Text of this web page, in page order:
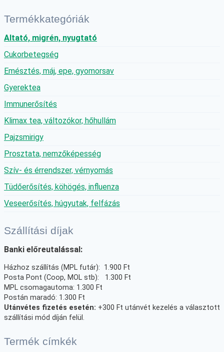
Termékkategóriák
Altató, migrén, nyugtató
Cukorbetegség
Emésztés, máj, epe, gyomorsav
Gyerektea
Immunerősítés
Klimax tea, változókor, hőhullám
Pajzsmirigy
Prosztata, nemzőképesség
Szív- és érrendszer, vérnyomás
Tüdőerősítés, köhögés, influenza
Veseerősítés, húgyutak, felfázás
Szállítási díjak
Banki előreutalással:
Házhoz szállítás (MPL futár): 1.900 Ft
Posta Pont (Coop, MOL stb): 1.300 Ft
MPL csomagautoma: 1.300 Ft
Postán maradó: 1.300 Ft
Utánvétes fizetés esetén: +300 Ft utánvét kezelés a választott
szállítási mód díján felül.
Termék címkék